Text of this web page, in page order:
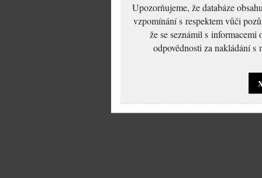
Upozorňujeme, že databáze
vzpomínání s respektem vůči
že se seznámil s
odpovědnosti za nakládání